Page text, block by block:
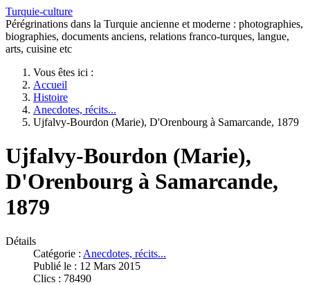
Turquie-culture
Pérégrinations dans la Turquie ancienne et moderne : photographies,
biographies, documents anciens, relations franco-turques, langue,
arts, cuisine etc
Vous êtes ici :
Accueil
Histoire
Anecdotes, récits...
Ujfalvy-Bourdon (Marie), D'Orenbourg à Samarcande, 1879
Ujfalvy-Bourdon (Marie),
D'Orenbourg à Samarcande,
1879
Détails
Catégorie : Anecdotes, récits...
Publié le : 12 Mars 2015
Clics : 78490